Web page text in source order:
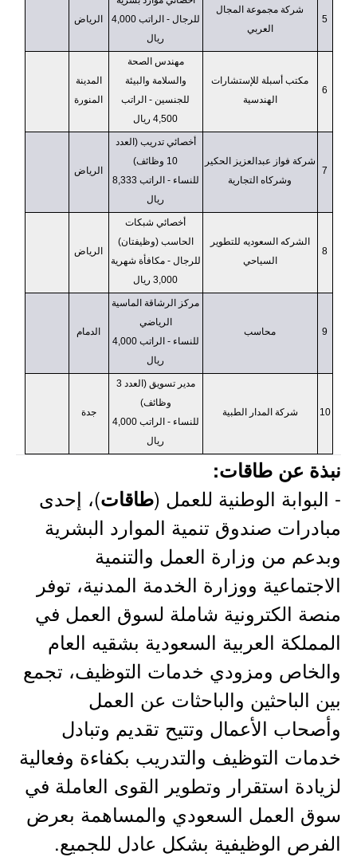
5
شركة مجموعة المجال
العربي
للرجال - الراتب 4,000
ريال
الرياض
6
مكتب أسبلة للإستشارات
الهندسية
مهندس الصحة
والسلامة والبيئة
للجنسين - الراتب
4,500 ريال
المدينة
المنورة
7
شركة فواز عبدالعزيز الحكير
وشركاه التجارية
أخصائي تدريب (العدد
10 وظائف)
للنساء - الراتب 8,333
ريال
الرياض
8
الشركه السعوديه للتطوير
السياحي
أخصائي شبكات
الحاسب (وظيفتان)
للرجال - مكافأة شهرية
3,000 ريال
الرياض
9 محاسب
مركز الرشاقة الماسية
الرياضي
للنساء - الراتب 4,000
ريال
الدمام
10 شركة المدار الطبية
مدير تسويق (العدد 3
وظائف)
للنساء - الراتب 4,000
ريال
جدة
نبذة عن طاقات:
- البوابة الوطنية للعمل (طاقات)، إحدى
مبادرات صندوق تنمية الموارد البشرية
وبدعم من وزارة العمل والتنمية
الاجتماعية ووزارة الخدمة المدنية، توفر
منصة الكترونية شاملة لسوق العمل في
المملكة العربية السعودية بشقيه العام
والخاص ومزودي خدمات التوظيف، تجمع
بين الباحثين والباحثات عن العمل
وأصحاب الأعمال وتتيح تقديم وتبادل
خدمات التوظيف والتدريب بكفاءة وفعالية
لزيادة استقرار وتطوير القوى العاملة في
سوق العمل السعودي والمساهمة بعرض
الفرص الوظيفية بشكل عادل للجميع.